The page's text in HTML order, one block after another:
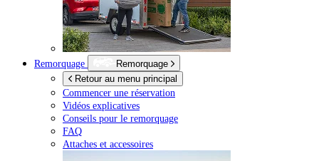
Remorquage
Remorquage
Retour au menu principal
Commencer une réservation
Vidéos explicatives
Conseils pour le remorquage
FAQ
Attaches et accessoires